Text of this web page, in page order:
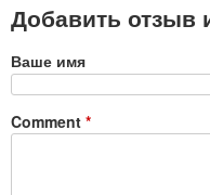
Добавить отзыв
Ваше имя
Comment *